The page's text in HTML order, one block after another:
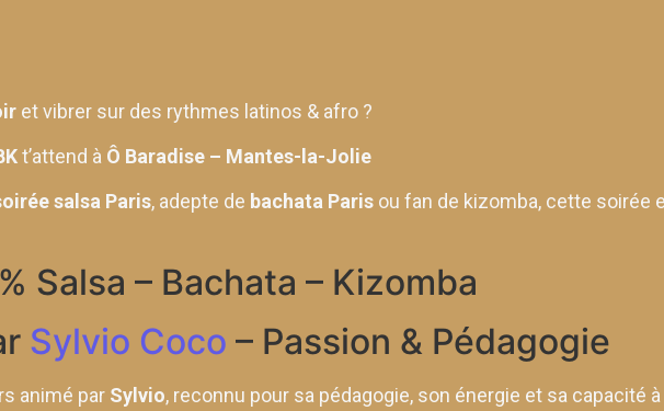
et vibrer sur des rythmes latinos & afro ?
t’attend à Ô Baradise – Mantes-la-Jolie
salsa Paris, adepte de bachata Paris ou fan de kizomba, cette soirée
Salsa – Bachata – Kizomba
Sylvio Coco – Passion & Pédagogie
animé par Sylvio, reconnu pour sa pédagogie, son énergie et sa capacité